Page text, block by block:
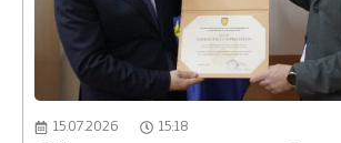
15.07.2026 15:18